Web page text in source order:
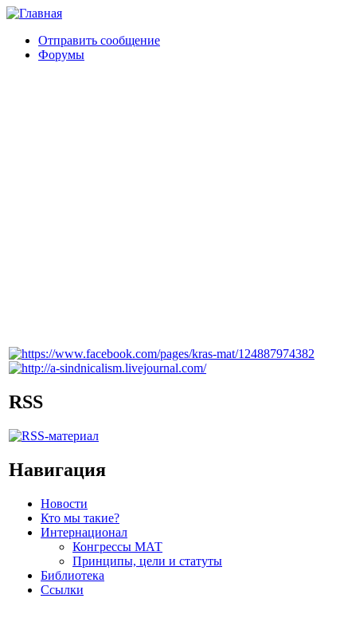
Отправить сообщение
Форумы
RSS
Навигация
Новости
Кто мы такие?
Интернационал
Конгрессы МАТ
Принципы, цели и статуты
Библиотека
Ссылки